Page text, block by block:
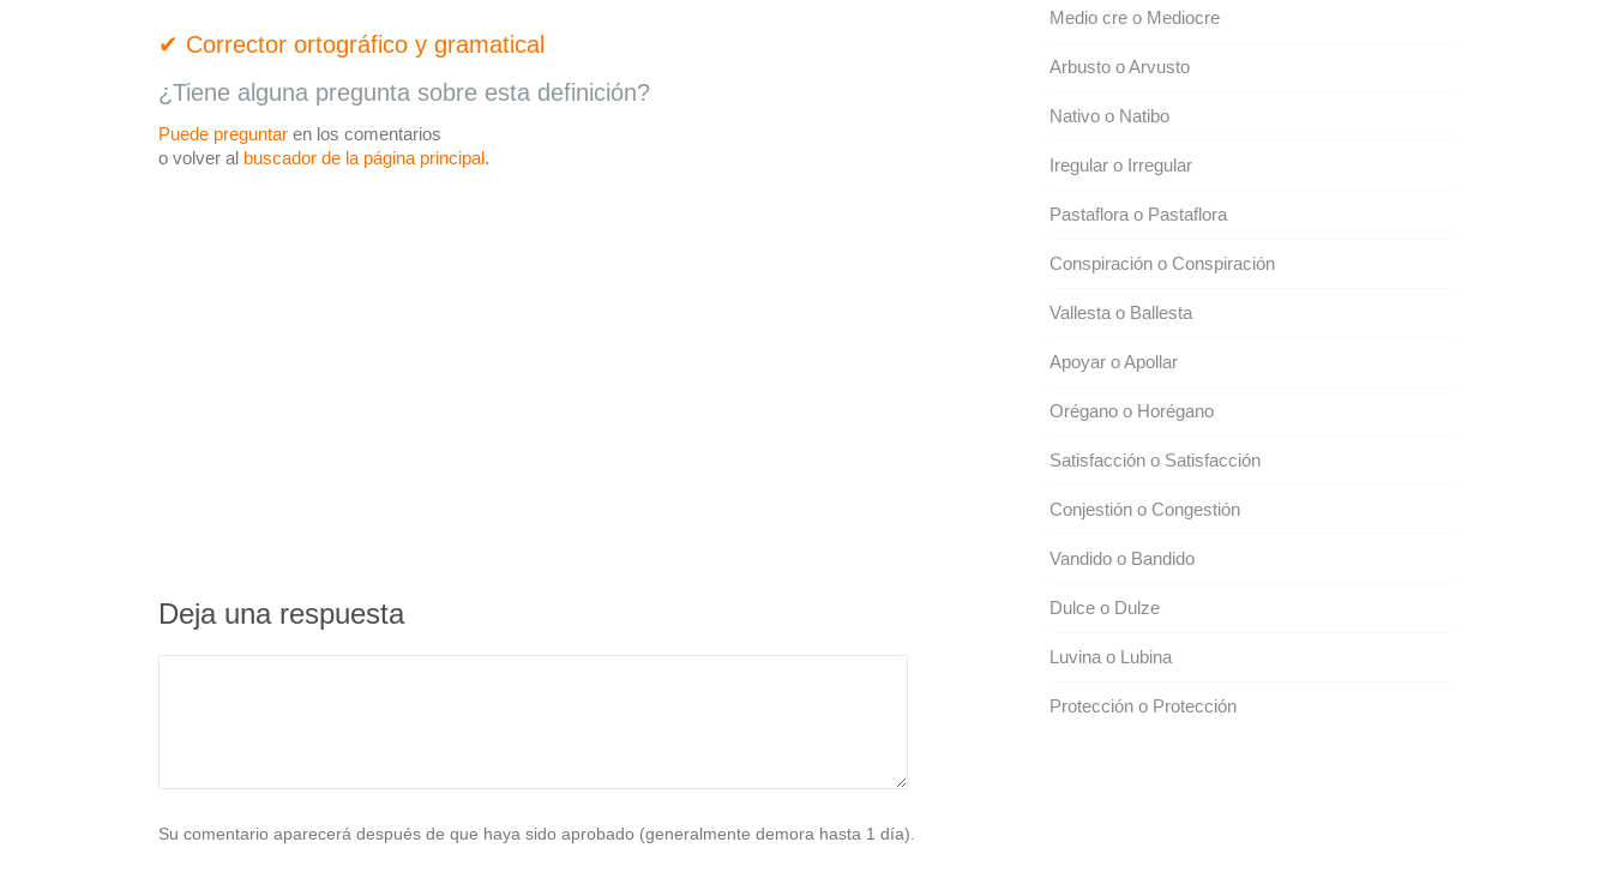
✔ Corrector ortográfico y gramatical
¿Tiene alguna pregunta sobre esta definición?
Puede preguntar en los comentarios
o volver al buscador de la página principal.
Deja una respuesta
Su comentario aparecerá después de que haya sido aprobado (generalmente demora hasta 1 día).
Medio cre o Mediocre
Arbusto o Arvusto
Nativo o Natibo
Iregular o Irregular
Pastaflora o Pastaflora
Conspiración o Conspiración
Vallesta o Ballesta
Apoyar o Apollar
Orégano o Horégano
Satisfacción o Satisfacción
Conjestión o Congestión
Vandido o Bandido
Dulce o Dulze
Luvina o Lubina
Protección o Protección